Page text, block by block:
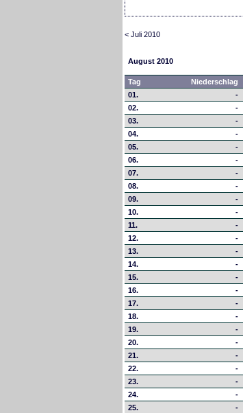
< Juli 2010
August 2010
Tag Niederschlag
01.
-
02.
-
03.
-
04.
-
05.
-
06.
-
07.
-
08.
-
09.
-
10.
-
11.
-
12.
-
13.
-
14.
-
15.
-
16.
-
17.
-
18.
-
19.
-
20.
-
21.
-
22.
-
23.
-
24.
-
25.
-